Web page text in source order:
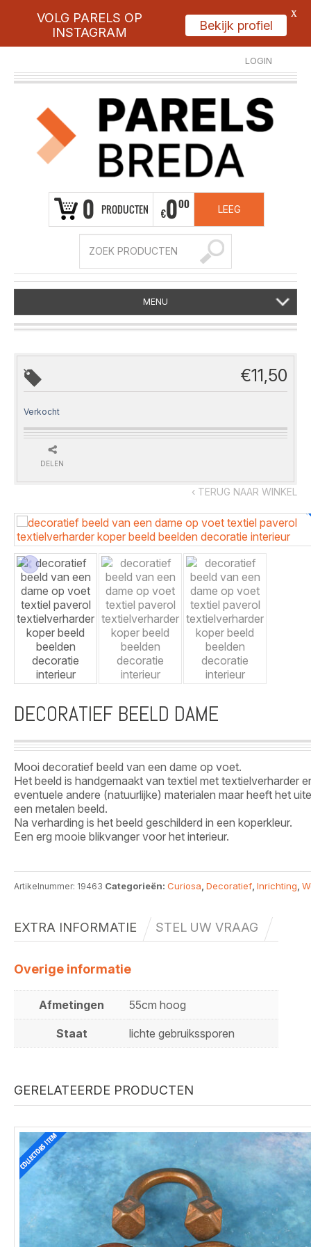
LOGIN
REGISTREER
0 PRODUCTEN €000 LEEG
MENU
‹ TERUG NAAR WINKEL
DECORATIEF BEELD DAME
Mooi decoratief beeld van een dame op voet.
Het beeld is handgemaakt van textiel met textielverharder
eventuele andere (natuurlijke) materialen maar heeft het
een metalen beeld.
Na verharding is het beeld geschilderd in een koperkleur.
Een erg mooie blikvanger voor het interieur.
Artikelnummer: 19463 Categorieën: Curiosa Decoratief Inrichting
EXTRA INFORMATIE STEL UW VRAAG
Overige informatie
Afmetingen 55cm hoog
Staat lichte gebruikssporen
GERELATEERDE PRODUCTEN
€11,50
Verkocht
DELEN
VOLG PARELS OP
INSTAGRAM
Bekijk profiel
X